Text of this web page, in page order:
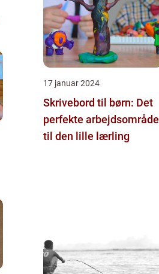
17 januar 2024
Skrivebord til børn: Det
perfekte arbejdsområde
til den lille lærling